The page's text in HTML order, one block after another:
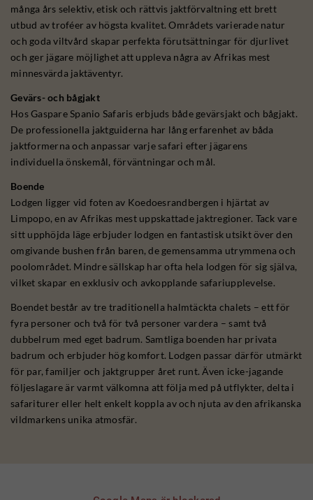
många års selektiv, etisk och rättvis jaktförvaltning ett brett
utbud av troféer av högsta kvalitet. Områdets varierade natur
och goda viltvård skapar perfekta förutsättningar för djurlivet
och ger jägare möjlighet att uppleva några av Afrikas mest
minnesvärda jaktäventyr.
Gevärs- och bågjakt
Hos Gaspare Spanio Safaris erbjuds både gevärsjakt och bågjakt.
De professionella jaktguiderna har lång erfarenhet av båda
jaktformerna och anpassar varje safari efter jägarens
individuella önskemål, förväntningar och mål.
Boende
Lodgen ligger vid foten av Koedoesrandbergen i hjärtat av
Limpopo, en av Afrikas mest uppskattade jaktregioner. Tack vare
sitt upphöjda läge erbjuder lodgen en fantastisk utsikt över den
omgivande bushen från baren, de gemensamma utrymmena och
poolområdet. Mindre sällskap har ofta hela lodgen för sig själva,
vilket skapar en exklusiv och avkopplande safariupplevelse.
Boendet består av tre traditionella halmtäckta chalets – ett för
fyra personer och två för två personer vardera – samt två
dubbelrum med eget badrum. Samtliga boenden har privata
badrum och erbjuder hög komfort. Lodgen passar därför utmärkt
för par, familjer och jaktgrupper året runt. Även icke-jagande
följeslagare är varmt välkomna att följa med på utflykter, delta i
safariturer eller helt enkelt koppla av och njuta av den afrikanska
vildmarkens unika atmosfär.